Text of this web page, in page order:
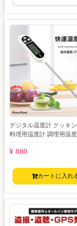
デジタル温度計 クッキ
料理用温度計 調理用温
理 温度
¥ 880
カートに入れ